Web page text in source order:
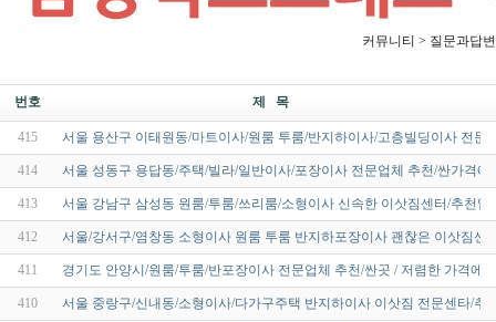
커뮤니티 > 질문과답변
번호 제 목
415 서울 용산구 이태원동/마트이사/원룸 투룸/반지하이사/고층빌딩이사 전문
414 서울 성동구 용답동/주택/빌라/일반이사/포장이사 전문업체 추천/싼가격
413 서울 강남구 삼성동 원룸/투룸/쓰리룸/소형이사 신속한 이삿짐센터/추천
412 서울/강서구/염창동 소형이사 원룸 투룸 반지하포장이사 괜찮은 이삿짐센
411 경기도 안양시/원룸/투룸/반포장이사 전문업체 추천/싼곳 / 저렴한 가격에
410 서울 중랑구/신내동/소형이사/다가구주택 반지하이사 이삿짐 전문센타/추